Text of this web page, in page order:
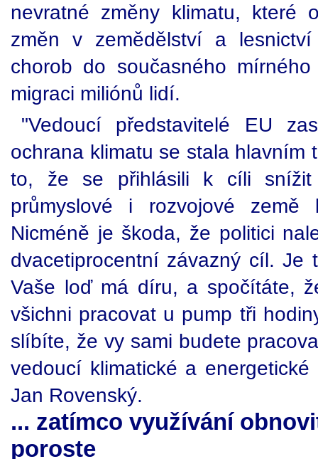
nevratné změny klimatu, které
změn v zemědělství a
chorob do současného
migraci miliónů lidí.
"Vedoucí představitelé EU
ochrana klimatu se stala hlavním
to, že se přihlásili k cíli
průmyslové i rozvojové
Nicméně je škoda, že politici
dvacetiprocentní závazný cíl. Je
Vaše loď má díru, a spočítáte,
všichni pracovat u pump tři
slíbíte, že vy sami budete
vedoucí klimatické a
Jan Rovenský.
... zatímco využívání
poroste